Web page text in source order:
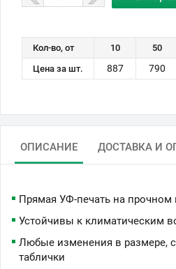
Кол-во, от 10 50
Цена за шт.
887 790
ОПИСАНИЕ ДОСТАВКА И
Прямая УФ-печать на прочном
Устойчивы к климатическим
Любые изменения в размере,
таблички